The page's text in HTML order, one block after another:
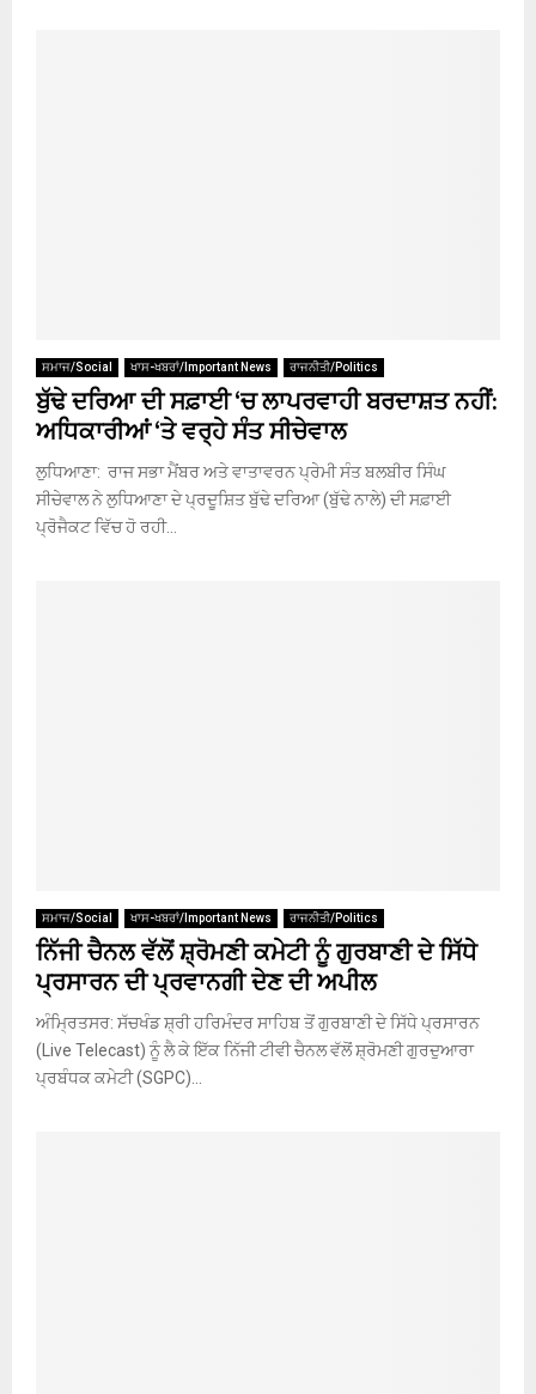
ਸਮਾਜ/Social ਖਾਸ-ਖਬਰਾਂ/Important News ਰਾਜਨੀਤੀ/Politics
ਬੁੱਢੇ ਦਰਿਆ ਦੀ ਸਫ਼ਾਈ ‘ਚ ਲਾਪਰਵਾਹੀ ਬਰਦਾਸ਼ਤ ਨਹੀਂ:
ਅਧਿਕਾਰੀਆਂ ‘ਤੇ ਵਰ੍ਹੇ ਸੰਤ ਸੀਚੇਵਾਲ
ਲੁਧਿਆਣਾ: ਰਾਜ ਸਭਾ ਮੈਂਬਰ ਅਤੇ ਵਾਤਾਵਰਨ ਪ੍ਰੇਮੀ ਸੰਤ ਬਲਬੀਰ ਸਿੰਘ
ਸੀਚੇਵਾਲ ਨੇ ਲੁਧਿਆਣਾ ਦੇ ਪ੍ਰਦੂਸ਼ਿਤ ਬੁੱਢੇ ਦਰਿਆ (ਬੁੱਢੇ ਨਾਲੇ) ਦੀ ਸਫ਼ਾਈ
ਪ੍ਰੋਜੈਕਟ ਵਿੱਚ ਹੋ ਰਹੀ...
ਸਮਾਜ/Social ਖਾਸ-ਖਬਰਾਂ/Important News ਰਾਜਨੀਤੀ/Politics
ਨਿੱਜੀ ਚੈਨਲ ਵੱਲੋਂ ਸ਼੍ਰੋਮਣੀ ਕਮੇਟੀ ਨੂੰ ਗੁਰਬਾਣੀ ਦੇ ਸਿੱਧੇ
ਪ੍ਰਸਾਰਨ ਦੀ ਪ੍ਰਵਾਨਗੀ ਦੇਣ ਦੀ ਅਪੀਲ
ਅੰਮ੍ਰਿਤਸਰ: ਸੱਚਖੰਡ ਸ਼੍ਰੀ ਹਰਿਮੰਦਰ ਸਾਹਿਬ ਤੋਂ ਗੁਰਬਾਣੀ ਦੇ ਸਿੱਧੇ ਪ੍ਰਸਾਰਨ
(Live Telecast) ਨੂੰ ਲੈ ਕੇ ਇੱਕ ਨਿੱਜੀ ਟੀਵੀ ਚੈਨਲ ਵੱਲੋਂ ਸ਼੍ਰੋਮਣੀ ਗੁਰਦੁਆਰਾ
ਪ੍ਰਬੰਧਕ ਕਮੇਟੀ (SGPC)...